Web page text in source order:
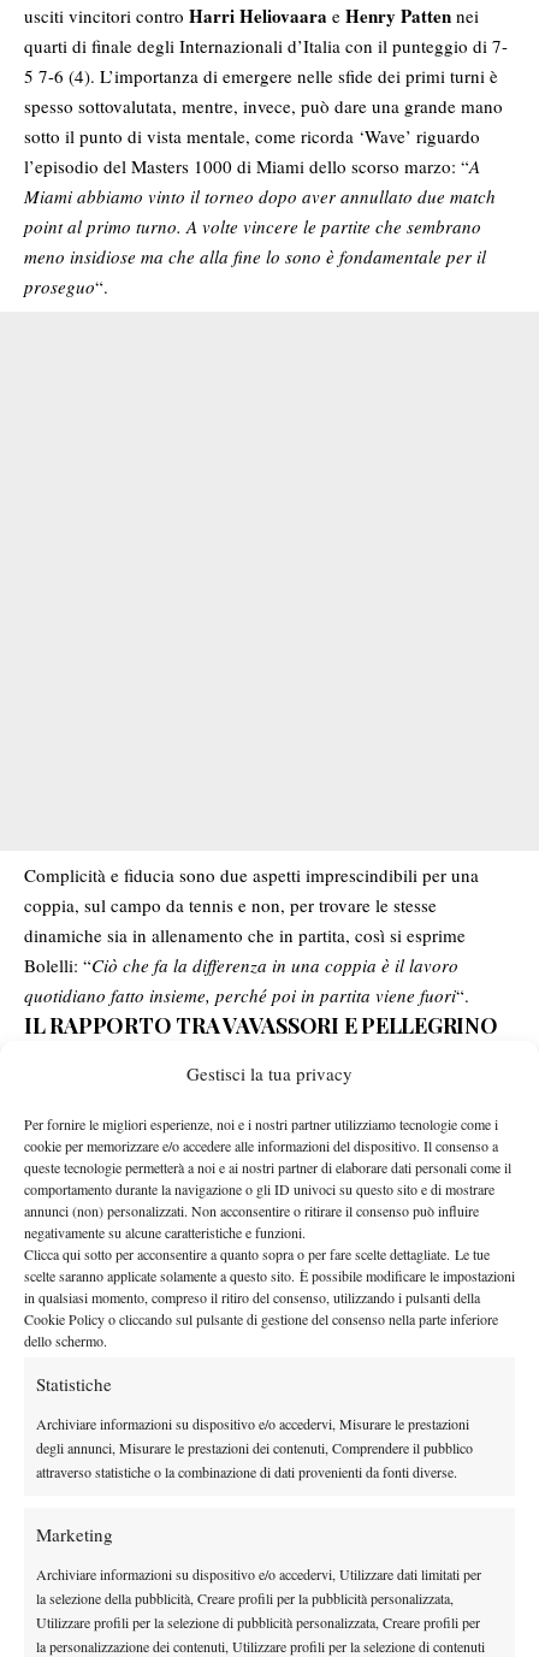
Gestisci la tua privacy
Per fornire le migliori esperienze, noi e i nostri partner utilizziamo tecnologie come i
cookie per memorizzare e/o accedere alle informazioni del dispositivo. Il consenso a
queste tecnologie permetterà a noi e ai nostri partner di elaborare dati personali come il
comportamento durante la navigazione o gli ID univoci su questo sito e di mostrare
annunci (non) personalizzati. Non acconsentire o ritirare il consenso può influire
negativamente su alcune caratteristiche e funzioni.
Clicca qui sotto per acconsentire a quanto sopra o per fare scelte dettagliate. Le tue
scelte saranno applicate solamente a questo sito. È possibile modificare le impostazioni
in qualsiasi momento, compreso il ritiro del consenso, utilizzando i pulsanti della
Cookie Policy o cliccando sul pulsante di gestione del consenso nella parte inferiore
dello schermo.
Statistiche
Archiviare informazioni su dispositivo e/o accedervi, Misurare le prestazioni
degli annunci, Misurare le prestazioni dei contenuti, Comprendere il pubblico
attraverso statistiche o la combinazione di dati provenienti da fonti diverse.
Marketing
Archiviare informazioni su dispositivo e/o accedervi, Utilizzare dati limitati per
la selezione della pubblicità, Creare profili per la pubblicità personalizzata,
Utilizzare profili per la selezione di pubblicità personalizzata, Creare profili per
la personalizzazione dei contenuti, Utilizzare profili per la selezione di contenuti
usciti vincitori contro Harri Heliovaara e Henry Patten nei
quarti di finale degli Internazionali d’Italia con il punteggio di 7-
5 7-6 (4). L’importanza di emergere nelle sfide dei primi turni è
spesso sottovalutata, mentre, invece, può dare una grande mano
sotto il punto di vista mentale, come ricorda ‘Wave’ riguardo
l’episodio del Masters 1000 di Miami dello scorso marzo: “A
Miami abbiamo vinto il torneo dopo aver annullato due match
point al primo turno. A volte vincere le partite che sembrano
meno insidiose ma che alla fine lo sono è fondamentale per il
proseguo“.
Complicità e fiducia sono due aspetti imprescindibili per una
coppia, sul campo da tennis e non, per trovare le stesse
dinamiche sia in allenamento che in partita, così si esprime
Bolelli: “Ciò che fa la differenza in una coppia è il lavoro
quotidiano fatto insieme, perché poi in partita viene fuori“.
IL RAPPORTO TRA VAVASSORI E PELLEGRINO
Vavassori e Andrea Pellegrino sono stati in passato compagni di
profonda amicizia, come ribadito più volte da entrambi. In un
episodio di qualche settimana fa nella cornice del Masters 1000
di Monte Carlo, questo legame si è ulteriormente rafforzato:
“Sono felice per i suoi risultati come fossero i miei. A Monte
Carlo era infortunato e gli ho dato una mano negli spogliatoi
durante un momento di difficoltà. Gli ho sempre detto che
quando si lavora bene poi alla fine i risultati arrivano”. E
ancora: “L’ho sempre visto sul pezzo e pronto a lottare.
Quest’anno ha fatto uno switch mentale e si è preso una bella
ora meno, ha fatto gli ottavi a Roma sul centrale con Sinner.
Spero per lui che sia solo un punto di partenza per realizzare i
LA SFORTUN
incappata in una giornata storta, uscendo all’esordio per mano
dei connazionali Federico Bondioli e Carlo Alberto Caniato, per
cui quest’anno poteva risultare problematico l’approccio al